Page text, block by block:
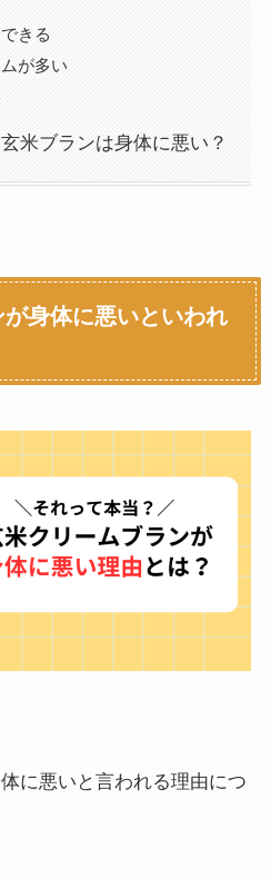
きる
が多い
米ブランは身体に悪い？
身体に悪いといわれ
に悪いと言われる理由につ